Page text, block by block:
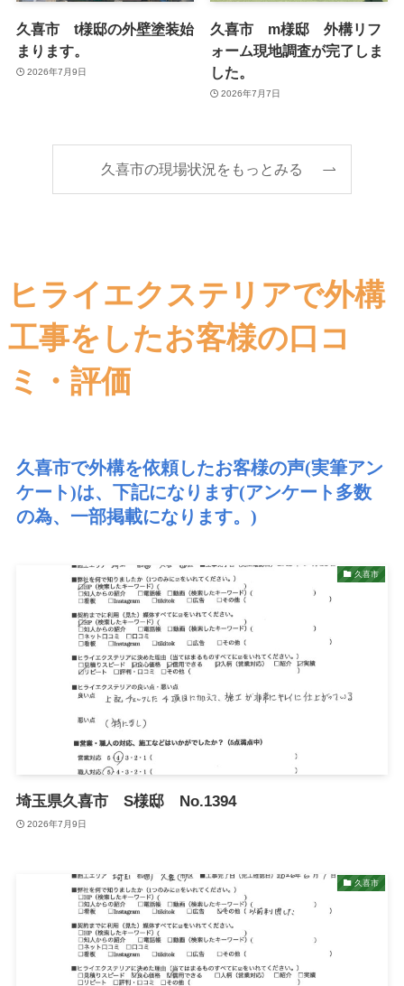
久喜市 t様邸の外壁塗装始
まります。
2026年7月9日
久喜市 m様邸 外構リフ
ォーム現地調査が完了しま
した。
2026年7月7日
久喜市の現場状況をもっとみる
ヒライエクステリアで外構
工事をしたお客様の口コ
ミ・評価
久喜市で外構を依頼したお客様の声(実筆アン
ケート)は、下記になります(アンケート多数
の為、一部掲載になります。)
久喜市
埼玉県久喜市 S様邸 No.1394
2026年7月9日
久喜市